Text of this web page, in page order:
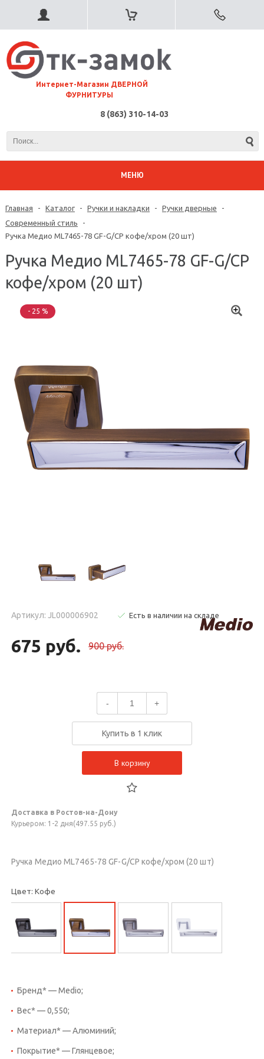
⠀Интернет-Магазин ДВЕРНОЙ
ФУРНИТУРЫ
8 (863) 310-14-03
МЕНЮ
Главная - Каталог - Ручки и накладки - Ручки дверные
-
Современный стиль
-
Ручка Медио ML7465-78 GF-G/CP кофе/хром (20 шт)
Ручка Медио ML7465-78 GF-G/CP
кофе/хром (20 шт)
- 25 %
Артикул: JL000006902 Есть в наличии на складе
675 руб. 900 руб.
- +
Купить в 1 клик
В корзину
Доставка в Ростов-на-Дону
Курьером: 1-2 дня(497.55 руб.)
Ручка Медио ML7465-78 GF-G/CP кофе/хром (20 шт)
Цвет: Кофе
Бренд* — Medio;
Вес* — 0,550;
Материал* — Алюминий;
Покрытие* — Глянцевое;